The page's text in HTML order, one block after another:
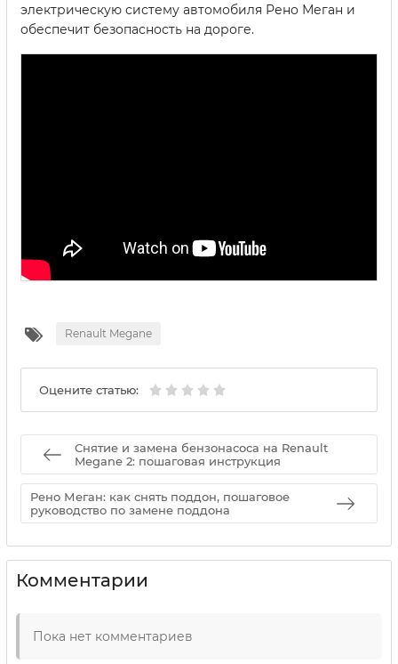
электрическую систему автомобиля Рено Меган и
обеспечит безопасность на дороге.
Renault Megane
Оцените статью:
Снятие и замена бензонасоса на Renault
Megane 2: пошаговая инструкция
Рено Меган: как снять поддон, пошаговое
руководство по замене поддона
Комментарии
Пока нет комментариев